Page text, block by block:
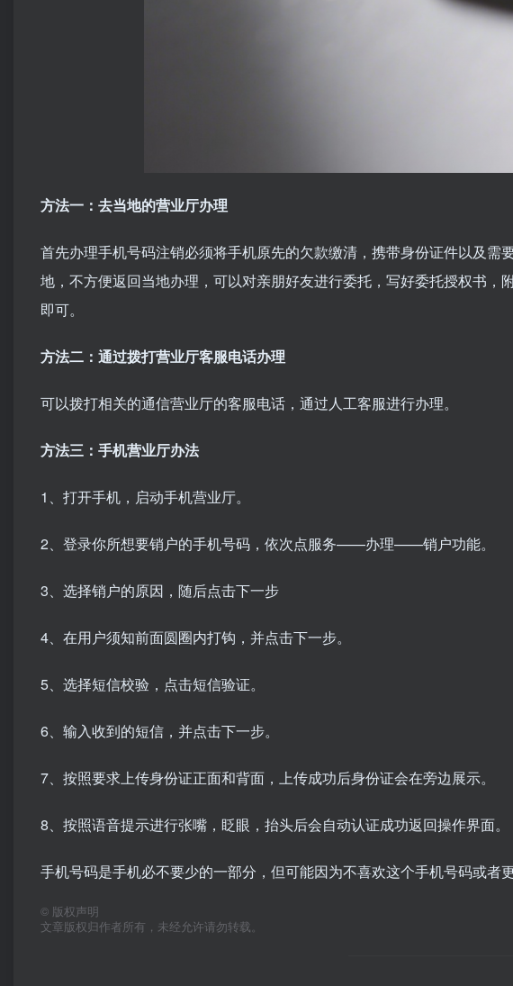
方法一：去当地的营业厅办理
首先办理手机号码注销必须将手机原先的欠款缴清，携带身份证件以及
地，不方便返回当地办理，可以对亲朋好友进行委托，写好委托授权书
即可。
方法二：通过拨打营业厅客服电话办理
可以拨打相关的通信营业厅的客服电话，通过人工客服进行办理。
方法三：手机营业厅办法
1、打开手机，启动手机营业厅。
2、登录你所想要销户的手机号码，依次点服务——办理——销户功能。
3、选择销户的原因，随后点击下一步
4、在用户须知前面圆圈内打钩，并点击下一步。
5、选择短信校验，点击短信验证。
6、输入收到的短信，并点击下一步。
7、按照要求上传身份证正面和背面，上传成功后身份证会在旁边展示。
8、按照语音提示进行张嘴，眨眼，抬头后会自动认证成功返回操作界面。
手机号码是手机必不要少的一部分，但可能因为不喜欢这个手机号码或者
© 版权声明
文章版权归作者所有，未经允许请勿转载。